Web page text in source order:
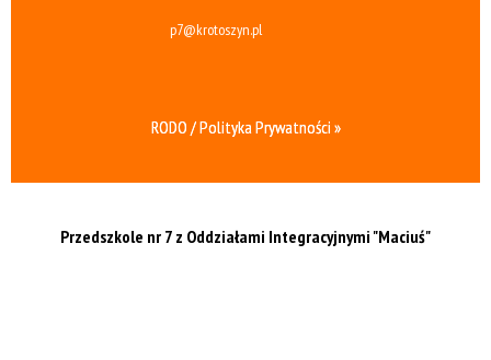
p7@krotoszyn.pl
RODO / Polityka Prywatności »
Przedszkole nr 7 z Oddziałami Integracyjnymi "Maciuś"